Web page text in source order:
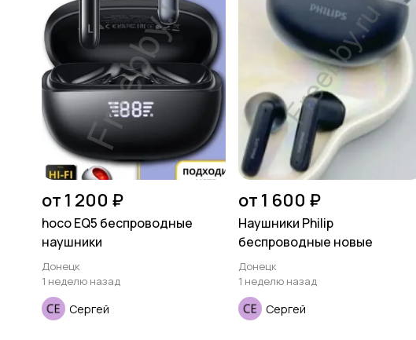
от 1 200 ₽
hoco EQ5 беспроводные
наушники
Донецк
1 неделю назад
Сергей
от 1 600 ₽
Наушники Philip
беспроводные новые
Донецк
1 неделю назад
Сергей